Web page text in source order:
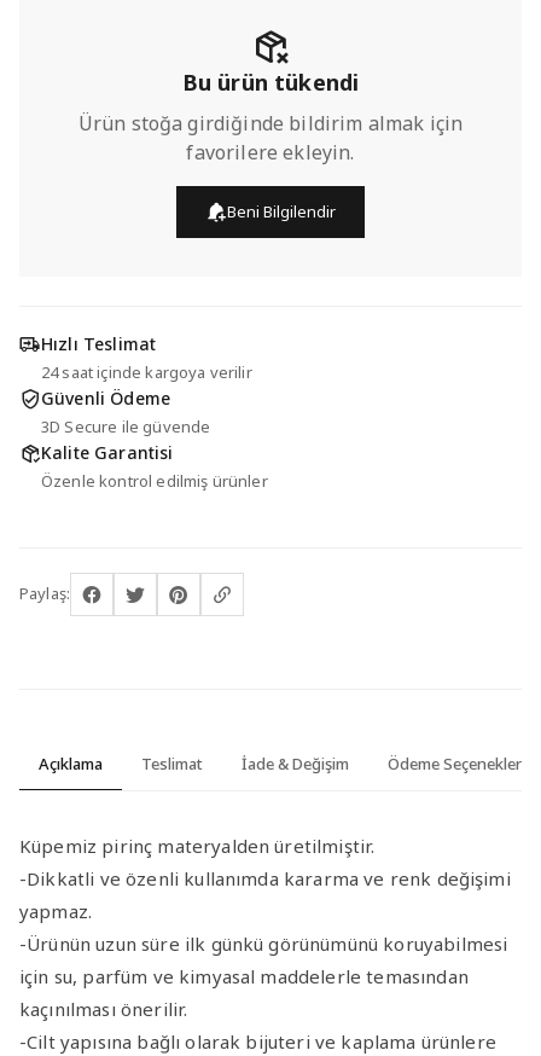
Bu ürün tükendi
Ürün stoğa girdiğinde bildirim almak için
favorilere ekleyin.
Beni Bilgilendir
Hızlı Teslimat
24 saat içinde kargoya verilir
Güvenli Ödeme
3D Secure ile güvende
Kalite Garantisi
Özenle kontrol edilmiş ürünler
Paylaş:
Açıklama Teslimat İade & Değişim Ödeme Seçenekleri
Küpemiz pirinç materyalden üretilmiştir.
-Dikkatli ve özenli kullanımda kararma ve renk değişimi
yapmaz.
-Ürünün uzun süre ilk günkü görünümünü koruyabilmesi
için su, parfüm ve kimyasal maddelerle temasından
kaçınılması önerilir.
-Cilt yapısına bağlı olarak bijuteri ve kaplama ürünlere